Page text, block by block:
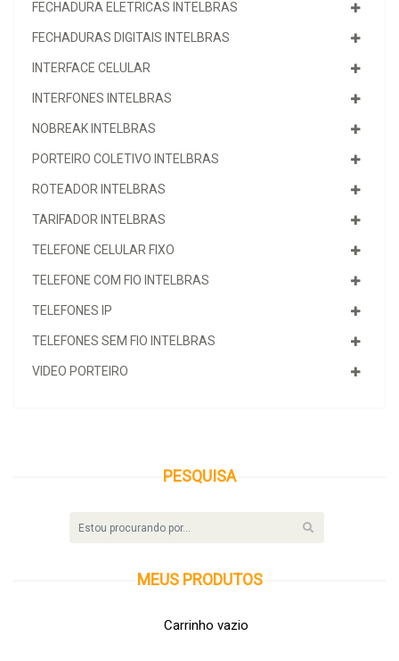
FECHADURA ELETRICAS INTELBRAS
FECHADURAS DIGITAIS INTELBRAS
INTERFACE CELULAR
INTERFONES INTELBRAS
NOBREAK INTELBRAS
PORTEIRO COLETIVO INTELBRAS
ROTEADOR INTELBRAS
TARIFADOR INTELBRAS
TELEFONE CELULAR FIXO
TELEFONE COM FIO INTELBRAS
TELEFONES IP
TELEFONES SEM FIO INTELBRAS
VIDEO PORTEIRO
PESQUISA
MEUS PRODUTOS
Carrinho vazio